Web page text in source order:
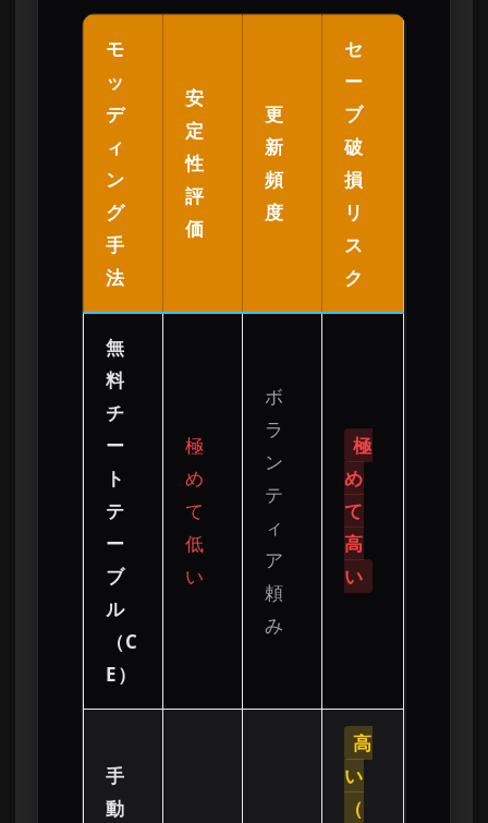
モ
ッ
デ
ィ
ン
グ
手
法
安
定
性
評
価
更
新
頻
度
セ
ー
ブ
破
損
リ
ス
ク
無
料
チ
ー
ト
テ
ー
ブ
ル
（C
E）
極
め
て
低
い
ボ
ラ
ン
テ
ィ
ア
頼
み
極
め
て
高
い
手
動
高
い
（